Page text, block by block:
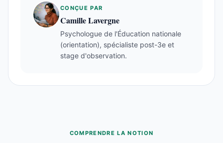
CONÇUE PAR
Camille Lavergne
Psychologue de l'Éducation nationale
(orientation), spécialiste post-3e et
stage d'observation.
COMPRENDRE LA NOTION